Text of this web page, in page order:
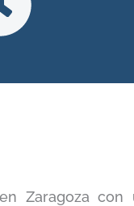
Zaragoza con